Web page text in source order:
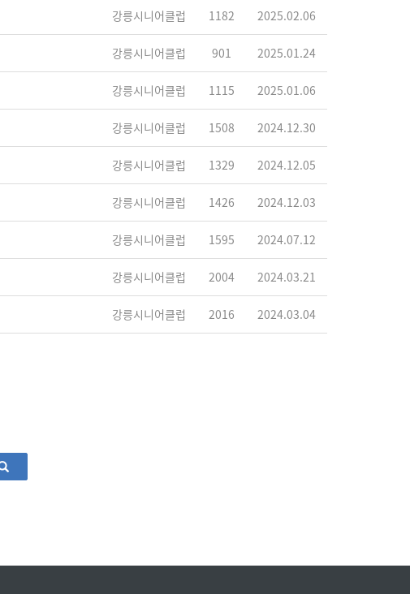
강릉시니어클럽 1182 2025.02.06
강릉시니어클럽 901 2025.01.24
강릉시니어클럽 1115 2025.01.06
강릉시니어클럽 1508 2024.12.30
강릉시니어클럽 1329 2024.12.05
강릉시니어클럽 1426 2024.12.03
강릉시니어클럽 1595 2024.07.12
강릉시니어클럽 2004 2024.03.21
강릉시니어클럽 2016 2024.03.04